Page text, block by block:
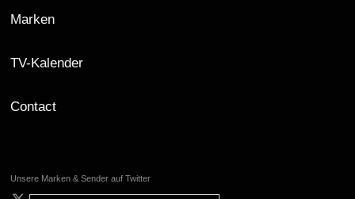
Marken
TV-Kalender
Contact
Unsere Marken & Sender auf Twitter